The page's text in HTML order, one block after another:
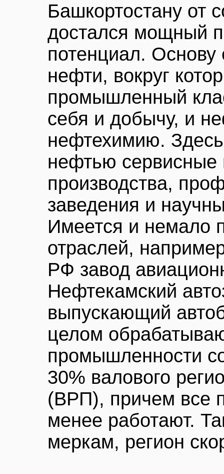
Башкортостану от
достался мощный
потенциал. Основу
нефти, вокруг
промышленный
себя и добычу, и
нефтехимию.
нефтью сервисные
производства,
заведения и
Имеется и немало
отраслей,
РФ завод
Нефтекамский
выпускающий
целом
промышленности
30% валового
(ВРП), причем все
менее работают.
меркам, регион